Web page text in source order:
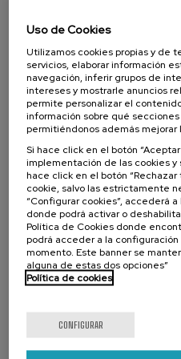
Visibilizando el duelo
20 h. Español Euskera .
11. SEP-11. SEP, 2026
Uso de Cookies
Utilizamos cookies propias y de
servicios, elaborar información
navegación, inferir grupos de
intereses y mostrarle anuncios
permite personalizar el
información sobre qué
permitiéndonos además mejorar
Si hace click en el botón
implementación de las cookies y
hace click en el botón “Rechazar
cookie, salvo las estrictamente
“Configurar cookies”, accederá
donde podrá activar o
Política de Cookies donde
podrá acceder a la
momento. Este banner se
alguna de estas dos opciones”
Política de cookies
CONFIGURAR